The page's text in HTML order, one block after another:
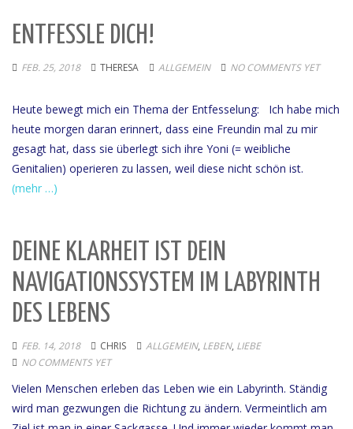
ENTFESSLE DICH!
FEB. 25, 2018 THERESA ALLGEMEIN NO COMMENTS YET
Heute bewegt mich ein Thema der Entfesselung: Ich habe mich
heute morgen daran erinnert, dass eine Freundin mal zu mir
gesagt hat, dass sie überlegt sich ihre Yoni (= weibliche
Genitalien) operieren zu lassen, weil diese nicht schön ist.
(mehr …)
DEINE KLARHEIT IST DEIN
NAVIGATIONSSYSTEM IM LABYRINTH
DES LEBENS
FEB. 14, 2018 CHRIS ALLGEMEIN, LEBEN, LIEBE
NO COMMENTS YET
Vielen Menschen erleben das Leben wie ein Labyrinth. Ständig
wird man gezwungen die Richtung zu ändern. Vermeintlich am